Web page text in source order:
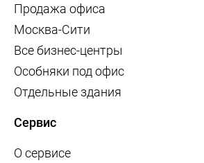
Продажа офиса
Москва-Сити
Все бизнес-центры
Особняки под офис
Отдельные здания
Сервис
О сервисе